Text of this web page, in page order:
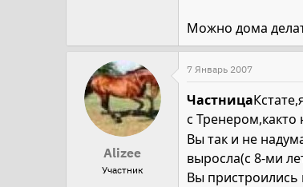
Можно дома
Alizee
Участник
7 Январь 2007
Частница
с Тренером,както
Вы так и не
выросла(с 8-ми
Вы пристроились